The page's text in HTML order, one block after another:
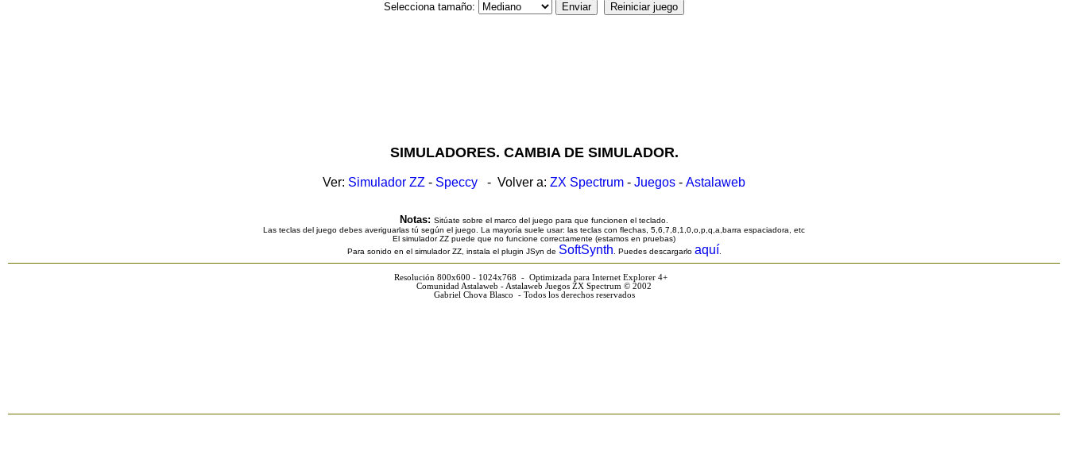
Selecciona tamaño:
SIMULADORES. CAMBIA DE SIMULADOR.
Ver: Simulador ZZ - Speccy - Volver a: ZX Spectrum - Juegos - Astalaweb
Notas: Sitúate sobre el marco del juego para que funcionen el teclado.
Las teclas del juego debes averiguarlas tú según el juego. La mayoría suele usar: las teclas con flechas, 5,6,7,8,1,0,o,p,q,a,barra espaciadora, etc
El simulador ZZ puede que no funcione correctamente (estamos en pruebas)
Para sonido en el simulador ZZ, instala el plugin JSyn de SoftSynth . Puedes descargarlo aquí
Resolución 800x600 - 1024x768 - Optimizada para Internet Explorer 4+
Comunidad Astalaweb - Astalaweb Juegos ZX Spectrum © 2002
Gabriel Chova Blasco - Todos los derechos reservados